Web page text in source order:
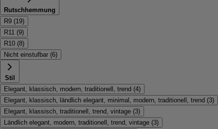
Rutschhemmung
R9 (19)
R11 (9)
R10 (8)
Nicht einstufbar (6)
Stil
Elegant, klassisch, modern, traditionell, trend (4)
Elegant, klassisch, ländlich elegant, minimal, modern, traditionell, trend (3)
Elegant, klassisch, traditionell, trend, vintage (3)
Ländlich elegant, modern, traditionell, trend, vintage (3)